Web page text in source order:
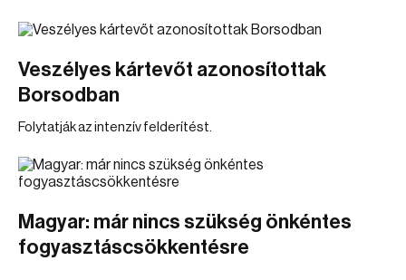
Veszélyes kártevőt azonosítottak
Borsodban
Folytatják az intenzív felderítést.
Magyar: már nincs szükség önkéntes
fogyasztáscsökkentésre